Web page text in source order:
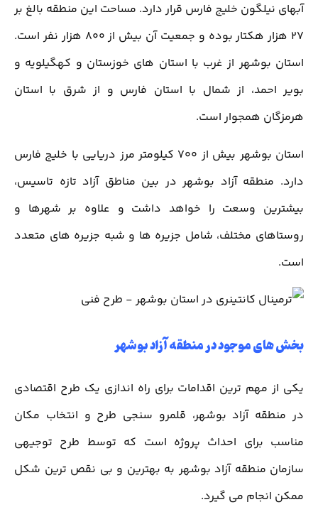
آبهای نیلگون خلیج فارس قرار دارد. مساحت این منطقه بالغ بر
27 هزار هکتار بوده و جمعیت آن بیش از 800 هزار نفر است.
استان بوشهر از غرب با استان های خوزستان و کهگیلویه و
بویر احمد، از شمال با استان فارس و از شرق با استان
هرمزگان همجوار است.
استان بوشهر بیش از 700 کیلومتر مرز دریایی با خلیج فارس
دارد. منطقه آزاد بوشهر در بین مناطق آزاد تازه تاسیس،
بیشترین وسعت را خواهد داشت و علاوه بر شهرها و
روستاهای مختلف، شامل جزیره ها و شبه جزیره های متعدد
است.
بخش های موجود در منطقه آزاد بوشهر
یکی از مهم ترین اقدامات برای راه اندازی یک طرح اقتصادی
در منطقه آزاد بوشهر، قلمرو سنجی طرح و انتخاب مکان
مناسب برای احداث پروژه است که توسط طرح توجیهی
سازمان منطقه آزاد بوشهر به بهترین و بی نقص ترین شکل
ممکن انجام می گیرد.